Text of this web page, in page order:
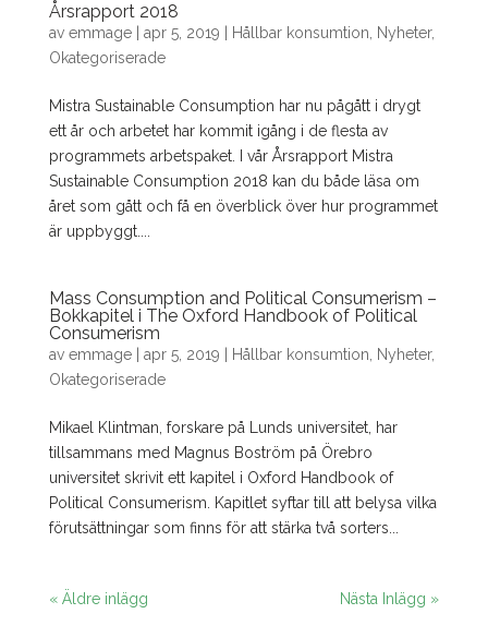
Årsrapport 2018
av emmage| apr 5, 2019 Hållbar konsumtion, Nyheter,
Okategoriserade
Mistra Sustainable Consumption har nu pågått i drygt
ett år och arbetet har kommit igång i de flesta av
programmets arbetspaket. I vår Årsrapport Mistra
Sustainable Consumption 2018 kan du både läsa om
året som gått och få en överblick över hur programmet
är uppbyggt....
Mass Consumption and Political Consumerism –
Bokkapitel i The Oxford Handbook of Political
Consumerism
av emmage| apr 5, 2019 Hållbar konsumtion, Nyheter,
Okategoriserade
Mikael Klintman, forskare på Lunds universitet, har
tillsammans med Magnus Boström på Örebro
universitet skrivit ett kapitel i Oxford Handbook of
Political Consumerism. Kapitlet syftar till att belysa vilka
förutsättningar som finns för att stärka två sorters...
« Äldre inlägg Nästa Inlägg »